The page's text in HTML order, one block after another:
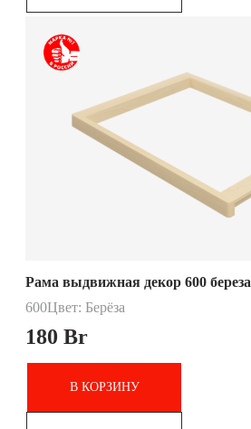
Рама выдвижная декор 600 береза
600Цвет: Берёза
180 Br
В КОРЗИНУ